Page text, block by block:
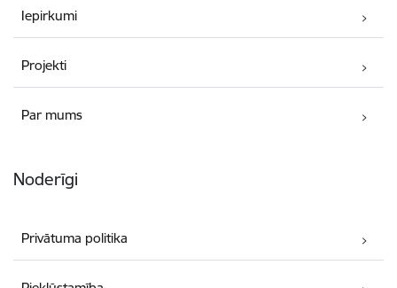
Iepirkumi
Projekti
Par mums
Noderīgi
Privātuma politika